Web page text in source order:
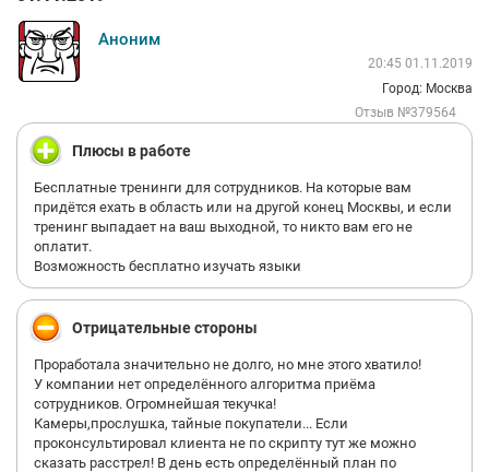
Аноним
20:45 01.11.2019
Город: Москва
Отзыв №379564
Плюсы в работе
Бесплатные тренинги для сотрудников. На которые вам
придётся ехать в область или на другой конец Москвы, и если
тренинг выпадает на ваш выходной, то никто вам его не
оплатит.
Возможность бесплатно изучать языки
Отрицательные стороны
Проработала значительно не долго, но мне этого хватило!
У компании нет определённого алгоритма приёма
сотрудников. Огромнейшая текучка!
Камеры,прослушка, тайные покупатели... Если
проконсультировал клиента не по скрипту тут же можно
сказать расстрел! В день есть определённый план по